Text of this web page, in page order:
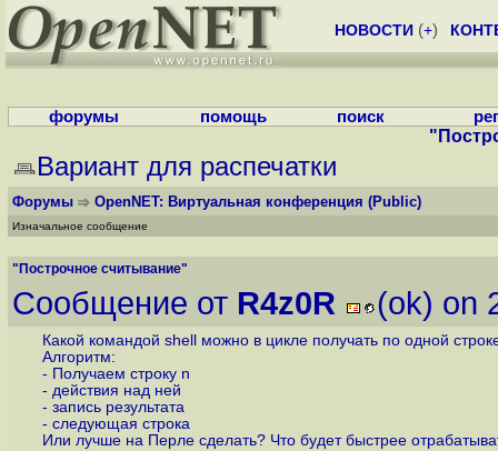
НОВОСТИ (+)
форумы помощь поиск
Вариант для распечатки
Форумы OpenNET: Виртуальная конференция (Public)
Изначальное сообщение
"Построчное считывание"
Сообщение от R4z0R (ok) on
Какой командой shell можно в цикле получать по одной
Алгоритм:
- Получаем строку n
- действия над ней
- запись результата
- следующая строка
Или лучше на Перле сделать? Что будет быстрее